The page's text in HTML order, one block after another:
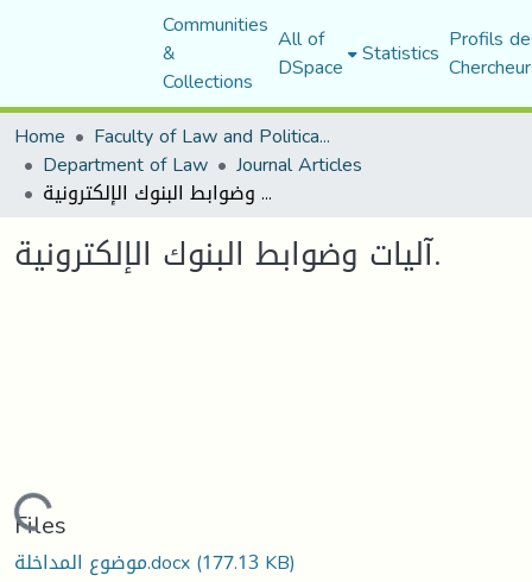
Communities
&
Collections
All of
DSpace Statistics Profils
Home
Faculty of Law and Political Science
Department of Law Journal Articles
آليات وضوابط البنوك الإلكترونية.
آليات وضوابط البنوك الإلكترونية.
Files
موضوع المداخلة.docx(177.13 KB)